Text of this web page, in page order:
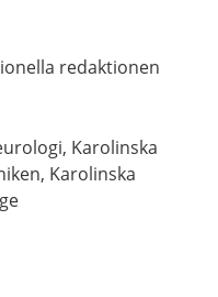
redaktionen
Karolinska
Karolinska